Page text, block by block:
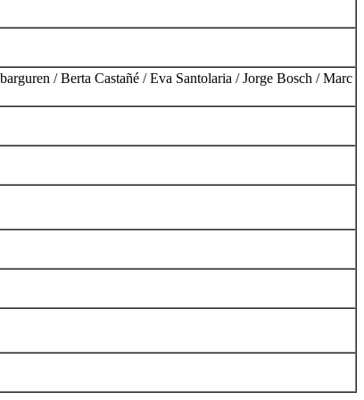
/ Berta Castañé / Eva Santolaria / Jorge Bosch / Marc